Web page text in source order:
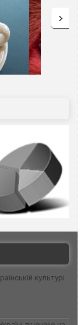
культурі